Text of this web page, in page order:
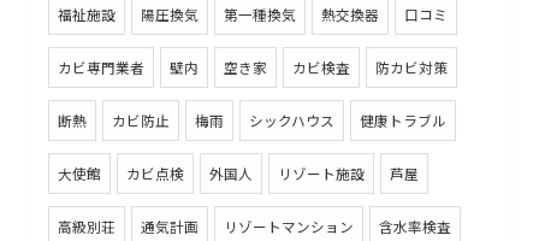
福祉施設 陽圧換気 第一種換気 熱交換器 口コミ
カビ専門業者 壁内 空き家 カビ検査 防カビ対策
断熱 カビ防止 梅雨 シックハウス 健康トラブル
大使館 カビ点検 外国人 リゾート施設 芦屋
高級別荘 通気計画 リゾートマンション 含水率検査